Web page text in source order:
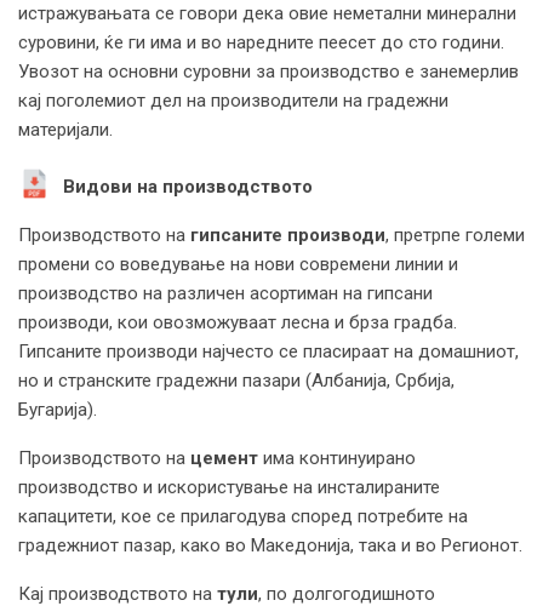
истражувањата се говори дека овие неметални минерални
суровини, ќе ги има и во наредните пеесет до сто години.
Увозот на основни суровни за производство е занемерлив
кај поголемиот дел на производители на градежни
материјали.
Видови на производството
Производството на гипсаните производи, претрпе големи
промени со воведување на нови современи линии и
производство на различен асортиман на гипсани
производи, кои овозможуваат лесна и брза градба.
Гипсаните производи најчесто се пласираат на домашниот,
но и странските градежни пазари (Албанија, Србија,
Бугарија).
Производството на цемент има континуирано
производство и искористување на инсталираните
капацитети, кое се прилагодува според потребите на
градежниот пазар, како во Македонија, така и во Регионот.
Кај производството на тули, по долгогодишното